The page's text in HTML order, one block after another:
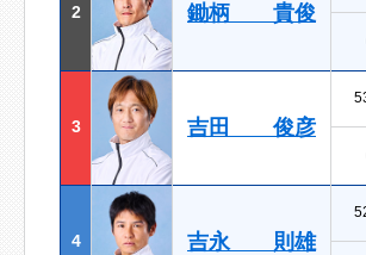
2 鋤柄 貴俊
3 吉田 俊彦
4 吉永 則雄